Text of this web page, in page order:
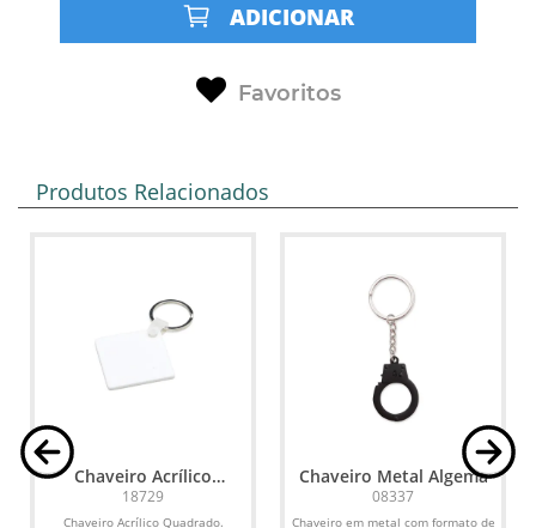
ADICIONAR
Favoritos
Produtos Relacionados
Chaveiro Acrílico
Quadrado
18729
Chaveiro Acrílico Quadrado.
Chaveiro Metal Algema
08337
Chaveiro em metal com formato de